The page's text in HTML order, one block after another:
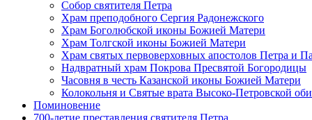
Собор святителя Петра
Храм преподобного Сергия Радонежского
Храм Боголюбской иконы Божией Матери
Храм Толгской иконы Божией Матери
Храм святых первоверховных апостолов Петра и
Надвратный храм Покрова Пресвятой Богородицы
Часовня в честь Казанской иконы Божией Матери
Колокольня и Святые врата Высоко-Петровской
Поминовение
700-летие преставления святителя Петра